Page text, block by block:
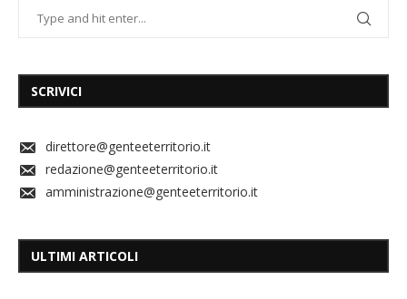
SCRIVICI
direttore@genteeterritorio.it
redazione@genteeterritorio.it
amministrazione@genteeterritorio.it
ULTIMI ARTICOLI